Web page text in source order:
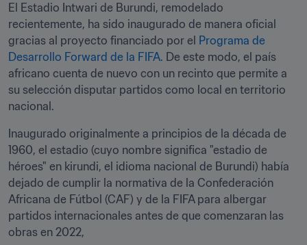
El Estadio Intwari de Burundi, remodelado
recientemente, ha sido inaugurado de manera oficial
gracias al proyecto financiado por el Programa de
Desarrollo Forward de la FIFA. De este modo, el país
africano cuenta de nuevo con un recinto que permite a
su selección disputar partidos como local en territorio
nacional.
Inaugurado originalmente a principios de la década de
1960, el estadio (cuyo nombre significa "estadio de
héroes" en kirundi, el idioma nacional de Burundi) había
dejado de cumplir la normativa de la Confederación
Africana de Fútbol (CAF) y de la FIFA para albergar
partidos internacionales antes de que comenzaran las
obras en 2022,